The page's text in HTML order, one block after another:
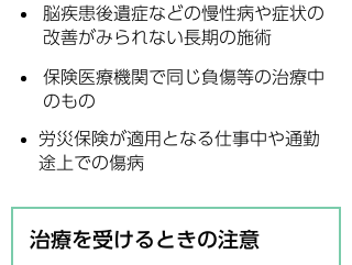
脳疾患後遺症などの慢性病や症状の
改善がみられない長期の施術
保険医療機関で同じ負傷等の治療中
のもの
労災保険が適用となる仕事中や通勤
途上での傷病
治療を受けるときの注意